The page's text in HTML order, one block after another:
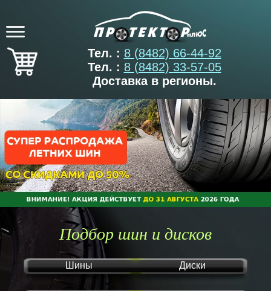
Тел. : 8 (8482) 66-44-92
Тел. : 8 (8482) 33-57-05
Доставка в регионы.
Подбор шин и дисков
Шины Диски